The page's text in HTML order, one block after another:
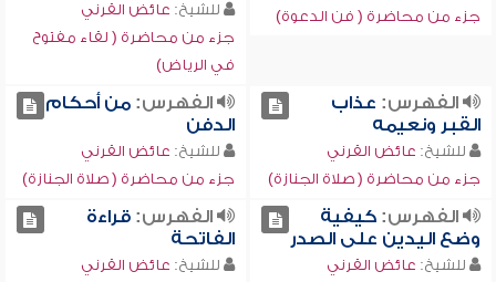
جزء من محاضرة ( فن الدعوة)
للشيخ: عائض القرني
جزء من محاضرة ( لقاء مفتوح
في الرياض)
الفهرس: عذاب
القبر ونعيمه
للشيخ: عائض القرني
جزء من محاضرة ( صلاة الجنازة)
الفهرس:من أحكام
الدفن
للشيخ: عائض القرني
جزء من محاضرة ( صلاة الجنازة)
الفهرس:كيفية
وضع اليدين على الصدر
للشيخ: عائض القرني
الفهرس:قراءة
الفاتحة
للشيخ: عائض القرني